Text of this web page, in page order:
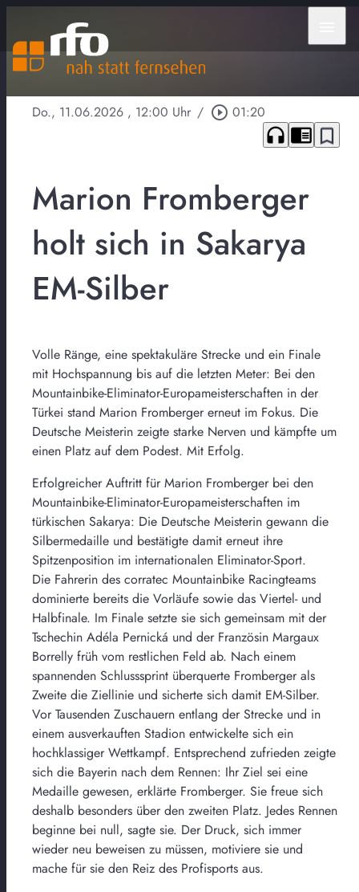
Do., 11.06.2026 , 12:00 Uhr / play_circle_outline 01:20
headphones chrome_reader_mode bookmark_border
Marion Fromberger
holt sich in Sakarya
EM-Silber
Volle Ränge, eine spektakuläre Strecke und ein Finale
mit Hochspannung bis auf die letzten Meter: Bei den
Mountainbike-Eliminator-Europameisterschaften in der
Türkei stand Marion Fromberger erneut im Fokus. Die
Deutsche Meisterin zeigte starke Nerven und kämpfte um
einen Platz auf dem Podest. Mit Erfolg.
Erfolgreicher Auftritt für Marion Fromberger bei den
Mountainbike-Eliminator-Europameisterschaften im
türkischen Sakarya: Die Deutsche Meisterin gewann die
Silbermedaille und bestätigte damit erneut ihre
Spitzenposition im internationalen Eliminator-Sport.
Die Fahrerin des corratec Mountainbike Racingteams
dominierte bereits die Vorläufe sowie das Viertel- und
Halbfinale. Im Finale setzte sie sich gemeinsam mit der
Tschechin Adéla Pernická und der Französin Margaux
Borrelly früh vom restlichen Feld ab. Nach einem
spannenden Schlusssprint überquerte Fromberger als
Zweite die Ziellinie und sicherte sich damit EM-Silber.
Vor Tausenden Zuschauern entlang der Strecke und in
einem ausverkauften Stadion entwickelte sich ein
hochklassiger Wettkampf. Entsprechend zufrieden zeigte
sich die Bayerin nach dem Rennen: Ihr Ziel sei eine
Medaille gewesen, erklärte Fromberger. Sie freue sich
deshalb besonders über den zweiten Platz. Jedes Rennen
beginne bei null, sagte sie. Der Druck, sich immer
wieder neu beweisen zu müssen, motiviere sie und
mache für sie den Reiz des Profisports aus.